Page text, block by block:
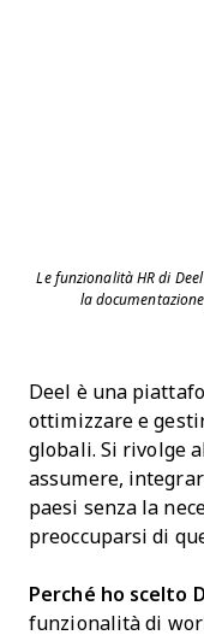
Le funzionalità HR di
la
Deel è una
ottimizzare e
globali. Si rivolge
assumere,
paesi senza la
preoccuparsi di
Perché ho scelto
funzionalità di